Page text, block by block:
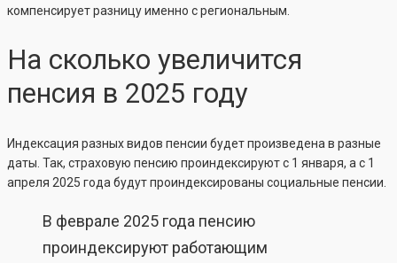
компенсирует разницу именно с региональным.
На сколько увеличится
пенсия в 2025 году
Индексация разных видов пенсии будет произведена в разные
даты. Так, страховую пенсию проиндексируют с 1 января, а с 1
апреля 2025 года будут проиндексированы социальные пенсии.
В феврале 2025 года пенсию
проиндексируют работающим